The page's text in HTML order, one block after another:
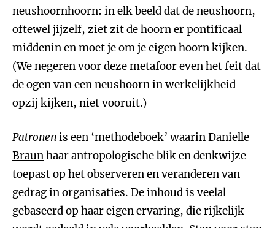
neushoornhoorn: in elk beeld dat de neushoorn,
oftewel jijzelf, ziet zit de hoorn er pontificaal
middenin en moet je om je eigen hoorn kijken.
(We negeren voor deze metafoor even het feit dat
de ogen van een neushoorn in werkelijkheid
opzij kijken, niet vooruit.)
Patronenis een ‘methodeboek’ waarinDanielle
Braunhaar antropologische blik en denkwijze
toepast op het observeren en veranderen van
gedrag in organisaties. De inhoud is veelal
gebaseerd op haar eigen ervaring, die rijkelijk